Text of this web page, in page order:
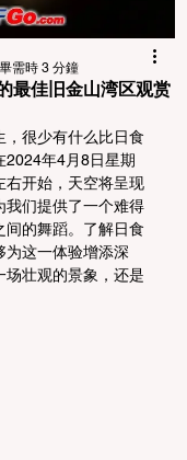
佳旧金山湾区观赏
需時 3 分鐘
，很少有什么比日食
2024年4月8日星期
右开始，天空将呈现
我们提供了一个难得
间的舞蹈。了解日食
为这一体验增添深
场壮观的景象，还是